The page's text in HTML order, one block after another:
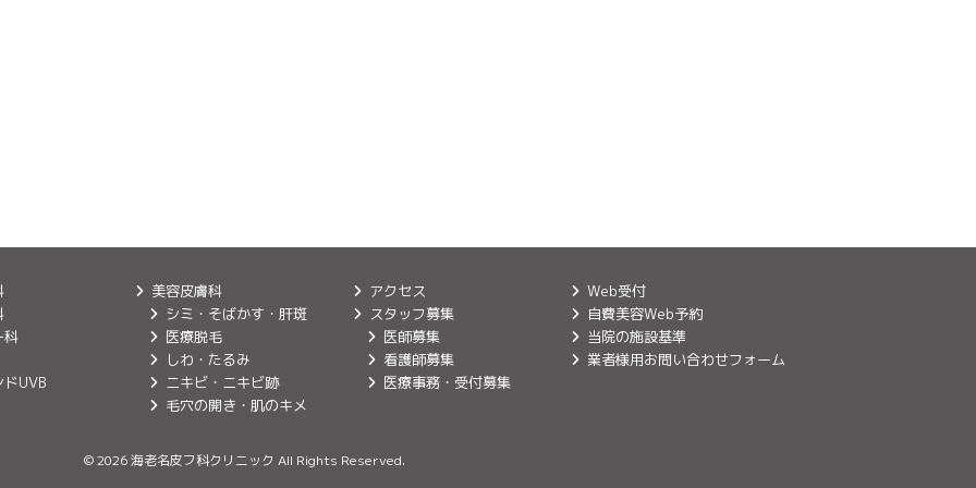
科
UVB
美容皮膚科
シミ・そばかす・肝斑
医療脱毛
しわ・たるみ
ニキビ・ニキビ跡
毛穴の開き・肌のキメ
アクセス
スタッフ募集
医師募集
看護師募集
医療事務・受付募集
Web受付
自費美容Web予約
当院の施設基準
業者様用お問い合わせフォーム
© 2026 海老名皮フ科クリニック All Rights Reserved.